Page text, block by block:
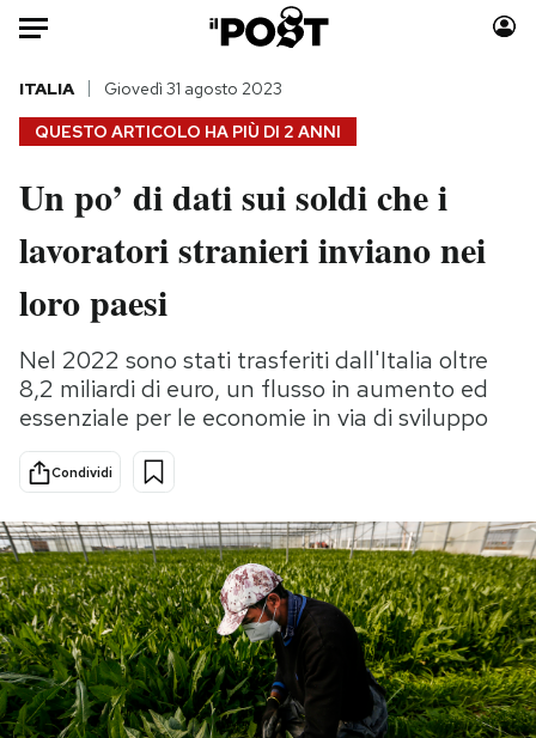
Auto
HOME
Italia
Politica
Tecnologia
Scienza
Cultura
Sport
Moda
Consumismi
Media
Europa
PODCAST
NEWSLETTER
QUESTO ARTICOLO HA PIÙ DI 2 ANNI
ITALIA Giovedì 31 agosto 2023
Un po’ di dati sui soldi che i
lavoratori stranieri inviano nei
loro paesi
Nel 2022 sono stati trasferiti dall'Italia oltre
8,2 miliardi di euro, un flusso in aumento ed
essenziale per le economie in via di sviluppo
Condividi